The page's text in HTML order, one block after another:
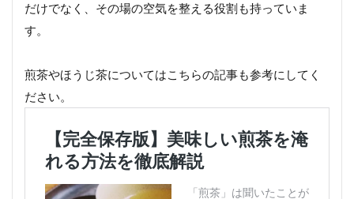
だけでなく、その場の空気を整える役割も持っていま
す。
煎茶やほうじ茶についてはこちらの記事も参考にしてく
ださい。